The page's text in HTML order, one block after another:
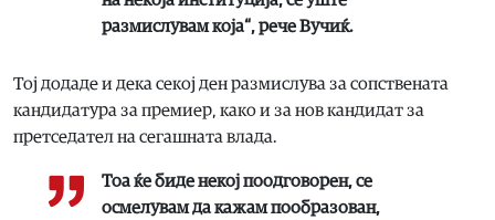
размислувам која“, рече Вучиќ.
Тој додаде и дека секој ден размислува за сопствената
кандидатура за премиер, како и за нов кандидат за
претседател на сегашната влада.
Тоа ќе биде некој поодговорен, се
осмелувам да кажам пообразован,